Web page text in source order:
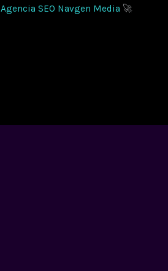
Agencia SEO Navgen Media 🚀